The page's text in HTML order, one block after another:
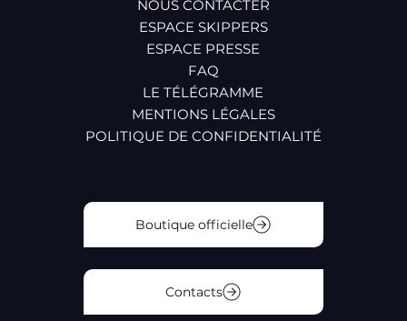
NOUS CONTACTER
ESPACE SKIPPERS
ESPACE PRESSE
FAQ
LE TÉLÉGRAMME
MENTIONS LÉGALES
POLITIQUE DE CONFIDENTIALITÉ
Boutique officielle
Contacts